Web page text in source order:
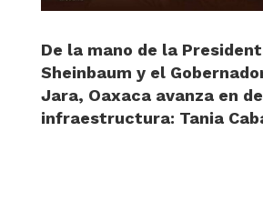
De la mano de la
Sheinbaum y el
Jara, Oaxaca avanza en
infraestructura: Tania